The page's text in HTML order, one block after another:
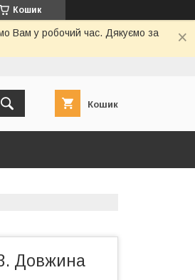
Кошик
Вам у робочий час. Дякуємо за
Кошик
Довжина